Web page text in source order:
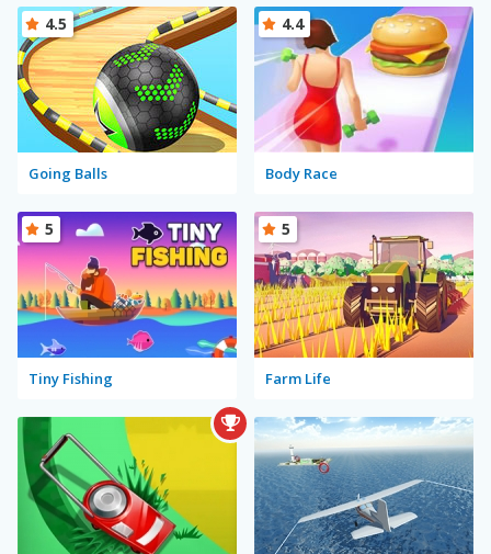
Going Balls
4.5
Body Race
4.4
Tiny Fishing
5
Farm Life
5